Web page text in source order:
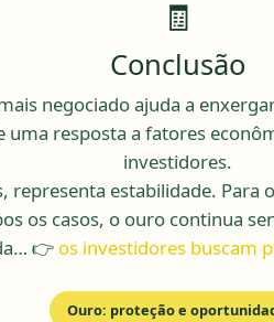
🧾
Conclusão
negociado ajuda a
uma resposta a fatores
investidores.
representa estabilidade. Para
os casos, o ouro continua
👉 os investidores buscam
Ouro: proteção e